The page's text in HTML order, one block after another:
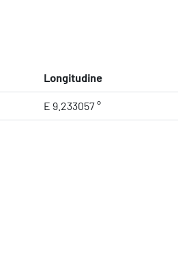
Longitudine
E 9.233057 °